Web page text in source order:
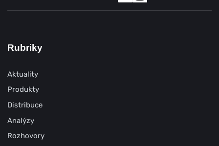
Rubriky
Aktuality
Produkty
Distribuce
Analýzy
Rozhovory